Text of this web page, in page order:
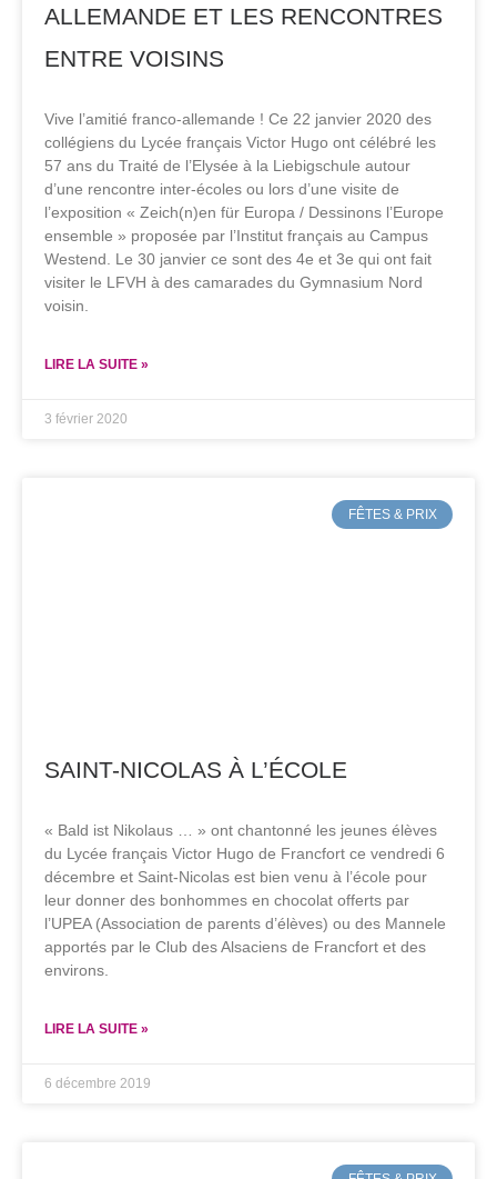
ALLEMANDE ET LES RENCONTRES
ENTRE VOISINS
Vive l’amitié franco-allemande ! Ce 22 janvier 2020 des
collégiens du Lycée français Victor Hugo ont célébré les
57 ans du Traité de l’Elysée à la Liebigschule autour
d’une rencontre inter-écoles ou lors d’une visite de
l’exposition « Zeich(n)en für Europa / Dessinons l’Europe
ensemble » proposée par l’Institut français au Campus
Westend. Le 30 janvier ce sont des 4e et 3e qui ont fait
visiter le LFVH à des camarades du Gymnasium Nord
voisin.
LIRE LA SUITE »
3 février 2020
FÊTES & PRIX
SAINT-NICOLAS À L’ÉCOLE
« Bald ist Nikolaus … » ont chantonné les jeunes élèves
du Lycée français Victor Hugo de Francfort ce vendredi 6
décembre et Saint-Nicolas est bien venu à l’école pour
leur donner des bonhommes en chocolat offerts par
l’UPEA (Association de parents d’élèves) ou des Mannele
apportés par le Club des Alsaciens de Francfort et des
environs.
LIRE LA SUITE »
6 décembre 2019